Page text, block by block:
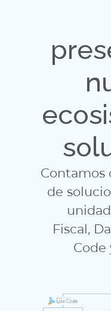
Contamos
de
Fiscal,
Code